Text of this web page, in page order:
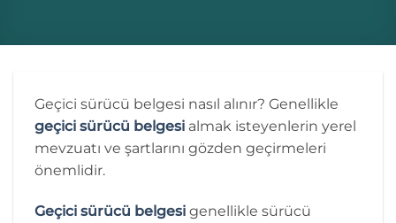
Geçici sürücü belgesi nasıl alınır? Genellikle
geçici sürücü belgesi almak isteyenlerin yerel
mevzuatı ve şartlarını gözden geçirmeleri
önemlidir.
Geçici sürücü belgesi genellikle sürücü